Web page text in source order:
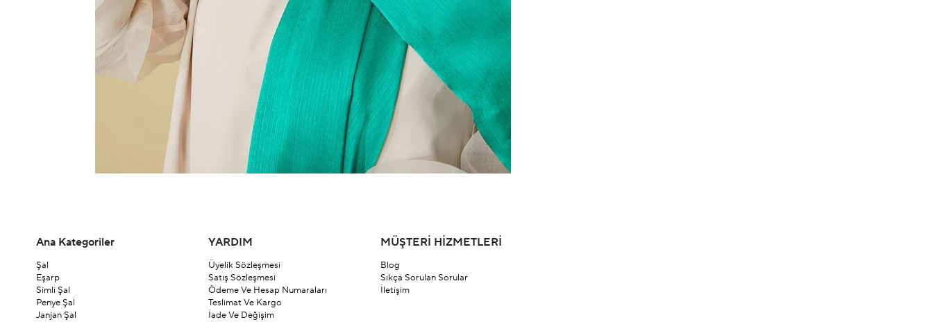
Ana Kategoriler
Şal
Eşarp
Simli Şal
Penye Şal
Janjan Şal
YARDIM
Üyelik Sözleşmesi
Satış Sözleşmesi
Ödeme Ve Hesap Numaraları
Teslimat Ve Kargo
İade Ve Değişim
MÜŞTERİ HİZMETLERİ
Blog
Sıkça Sorulan Sorular
İletişim